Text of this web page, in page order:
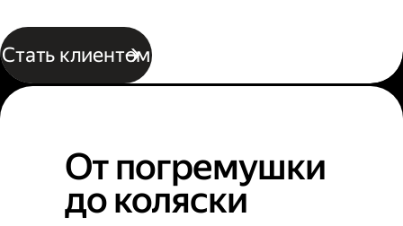
Стать клиентом
От погремушки
до коляски